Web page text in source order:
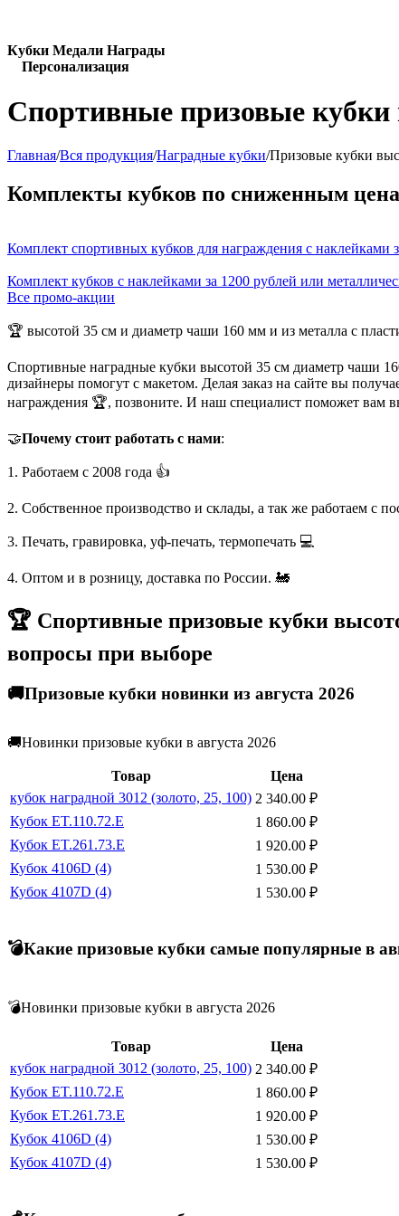
Кубки Медали Награды
Персонализация
Спортивные призовые
Главная/Вся продукция/Наградные кубки/Призовые кубки
Комплекты кубков по сниженным
Комплект спортивных кубков для награждения с наклейками
Комплект кубков с наклейками за 1200 рублей или
Все промо-акции
🏆 высотой 35 см и диаметр чаши 160 мм и из металла с
Спортивные наградные кубки высотой 35 см диаметр чаши
дизайнеры помогут с макетом. Делая заказ на сайте вы
награждения 🏆, позвоните. И наш специалист поможет вам
🤝Почему стоит работать с нами:
1. Работаем с 2008 года 👍
2. Собственное производство и склады, а так же работаем с
3. Печать, гравировка, уф-печать, термопечать 💻
4. Оптом и в розницу, доставка по России. 🚂
🏆 Спортивные призовые кубки
вопросы при выборе
🚚Призовые кубки новинки из августа 2026
🚚Новинки призовые кубки в августа 2026
Товар
Цена
кубок наградной 3012 (золото, 25, 100) 2 340.00 ₽
Кубок ET.110.72.E
1 860.00 ₽
Кубок ET.261.73.E
1 920.00 ₽
Кубок 4106D (4)
1 530.00 ₽
Кубок 4107D (4)
1 530.00 ₽
💣Какие призовые кубки самые популярные в
💣Новинки призовые кубки в августа 2026
Товар
Цена
кубок наградной 3012 (золото, 25, 100) 2 340.00 ₽
Кубок ET.110.72.E
1 860.00 ₽
Кубок ET.261.73.E
1 920.00 ₽
Кубок 4106D (4)
1 530.00 ₽
Кубок 4107D (4)
1 530.00 ₽